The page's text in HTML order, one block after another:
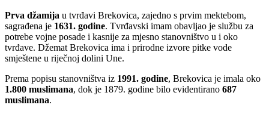
Prva džamija u tvrđavi Brekovica, zajedno s prvim mektebom,
sagrađena je 1631. godine. Tvrđavski imam obavljao je službu za
potrebe vojne posade i kasnije za mjesno stanovništvo u i oko
tvrđave. Džemat Brekovica ima i prirodne izvore pitke vode
smještene u riječnoj dolini Une.
Prema popisu stanovništva iz 1991. godine, Brekovica je imala oko
1.800 muslimana, dok je 1879. godine bilo evidentirano 687
muslimana.